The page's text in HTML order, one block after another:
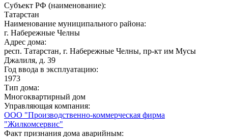
Субъект РФ (наименование):
Татарстан
Наименование муниципального района:
г. Набережные Челны
Адрес дома:
респ. Татарстан, г. Набережные Челны, пр-кт им Мусы
Джалиля, д. 39
Год ввода в эксплуатацию:
1973
Тип дома:
Многоквартирный дом
Управляющая компания:
ООО "Производственно-коммерческая фирма
"Жилкомсервис"
Факт признания дома аварийным: